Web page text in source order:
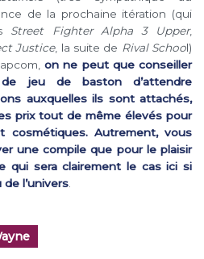
de la prochaine itération (qui
Street Fighter Alpha 3 Upper,
Justice, la suite de Rival School)
on ne peut que conseiller
jeu de baston d’attendre
auxquelles ils sont attachés,
prix tout de même élevés pour
cosmétiques. Autrement, vous
une compile que pour le plaisir
qui sera clairement le cas ici si
l’univers